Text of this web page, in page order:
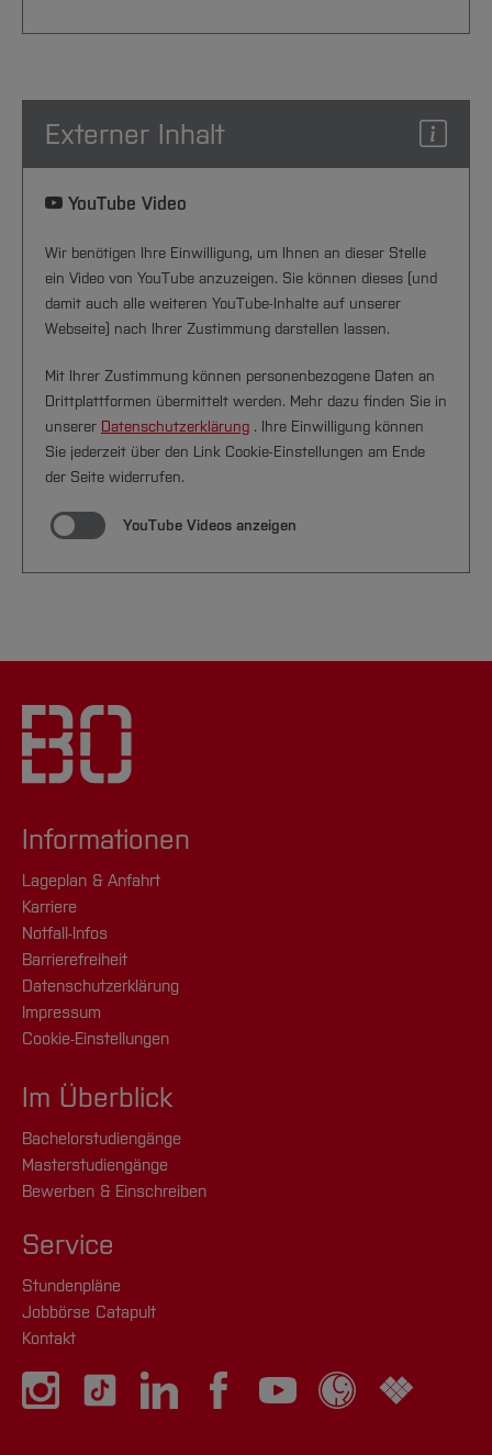
Externer Inhalt
YouTube Video
Wir benötigen Ihre Einwilligung, um Ihnen an dieser Stelle
ein Video von YouTube anzuzeigen. Sie können dieses (und
damit auch alle weiteren YouTube-Inhalte auf unserer
Webseite) nach Ihrer Zustimmung darstellen lassen.
Mit Ihrer Zustimmung können personenbezogene Daten an
Drittplattformen übermittelt werden. Mehr dazu finden Sie in
unserer Datenschutzerklärung . Ihre Einwilligung können
Sie jederzeit über den Link Cookie-Einstellungen am Ende
der Seite widerrufen.
YouTube Videos anzeigen
Informationen
Lageplan & Anfahrt
Karriere
Notfall-Infos
Barrierefreiheit
Datenschutzerklärung
Impressum
Cookie-Einstellungen
Im Überblick
Bachelorstudiengänge
Masterstudiengänge
Bewerben & Einschreiben
Service
Stundenpläne
Jobbörse Catapult
Kontakt